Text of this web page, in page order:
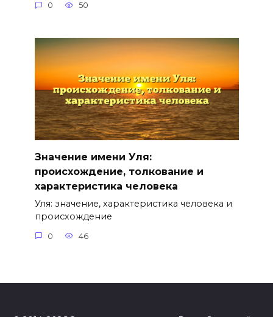
0 50
Значение имени Уля:
происхождение, толкование и
характеристика человека
Уля: значение, характеристика человека и
происхождение
0 46